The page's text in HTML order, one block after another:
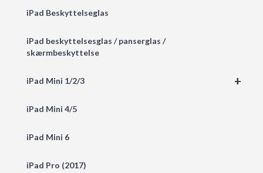
iPad Beskyttelseglas
iPad beskyttelsesglas / panserglas /
skærmbeskyttelse
+
iPad Mini 1/2/3
iPad Mini 4/5
iPad Mini 6
iPad Pro (2017)